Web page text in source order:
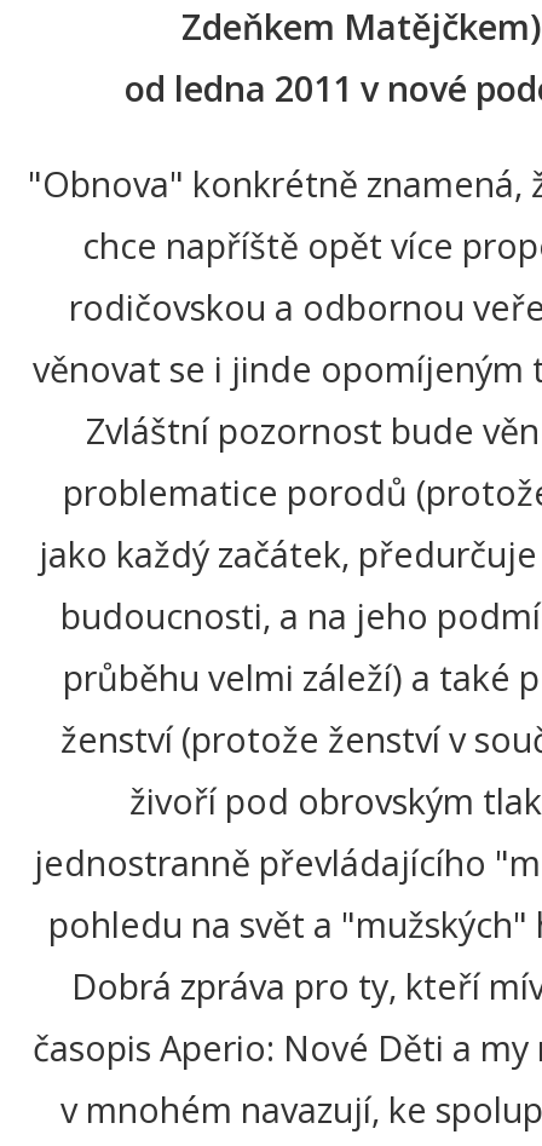
Zdeňkem Matějčkem)
od ledna 2011 v nové
"Obnova" konkrétně znamená,
chce napříště opět více
rodičovskou a odbornou
věnovat se i jinde opomíjeným
Zvláštní pozornost bude
problematice porodů
jako každý začátek,
budoucnosti, a na jeho
průběhu velmi záleží) a také
ženství (protože ženství v
živoří pod obrovským
jednostranně převládajícího
pohledu na svět a
Dobrá zpráva pro ty, kteří
časopis Aperio: Nové Děti a my
v mnohém navazují, ke